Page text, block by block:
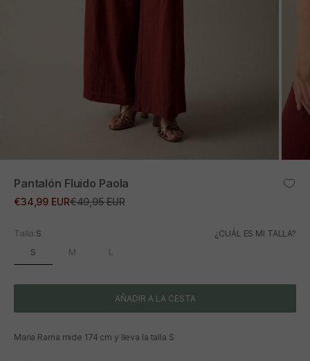
Pantalón Fluido Paola
Precio de oferta
€34,99 EURPrecio normal
€49,95 EUR
Talla:S ¿CUÁL ES MI TALLA?
S M L
AÑADIR A LA CESTA
Maria Rama mide 174 cm y lleva la talla S